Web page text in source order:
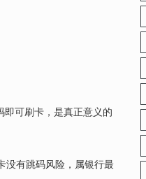
可刷卡，是真正意义的
没有跳码风险，属银行最